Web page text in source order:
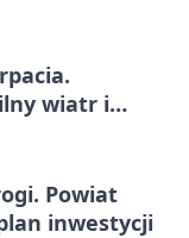
wiatr i
Powiat
inwestycji